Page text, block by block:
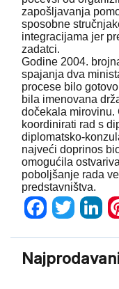
zapošljavanja
sposobne
integracijama jer
zadatci.
Godine 2004.
spajanja dva
procese bilo
bila imenovana
dočekala mirovinu.
koordinirati rad s
diplomatsko-
najveći doprinos
omogućila
poboljšanje rada
predstavništva.